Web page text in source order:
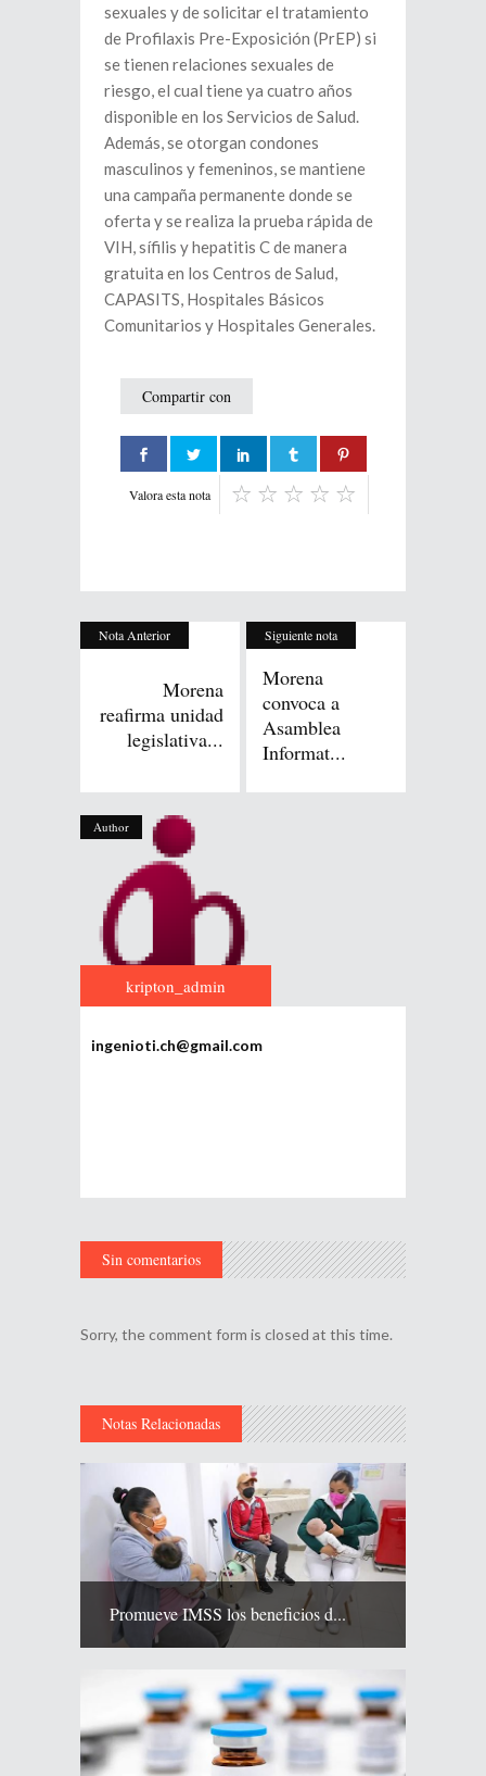
sexuales y de solicitar el tratamiento
de Profilaxis Pre-Exposición (PrEP) si
se tienen relaciones sexuales de
riesgo, el cual tiene ya cuatro años
disponible en los Servicios de Salud.
Además, se otorgan condones
masculinos y femeninos, se mantiene
una campaña permanente donde se
oferta y se realiza la prueba rápida de
VIH, sífilis y hepatitis C de manera
gratuita en los Centros de Salud,
CAPASITS, Hospitales Básicos
Comunitarios y Hospitales Generales.
Compartir con
Valora esta nota
Nota Anterior
Morena
reafirma unidad
legislativa...
Siguiente nota
Morena
convoca a
Asamblea
Informat...
Author
kripton_admin
ingenioti.ch@gmail.com
Sin comentarios
Sorry, the comment form is closed at this time.
Notas Relacionadas
Promueve IMSS los beneficios d...